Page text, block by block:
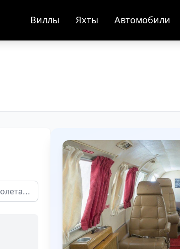
Виллы Яхты Автомобили